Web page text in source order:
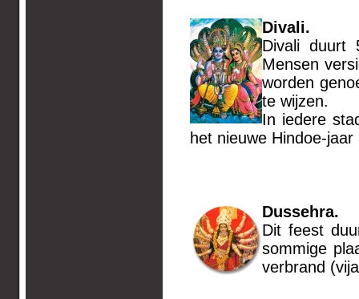
Divali.
Divali duurt
Mensen
worden
te wijzen.
In iedere
het nieuwe Hindoe-jaar
Dussehra.
Dit feest
sommige
verbrand